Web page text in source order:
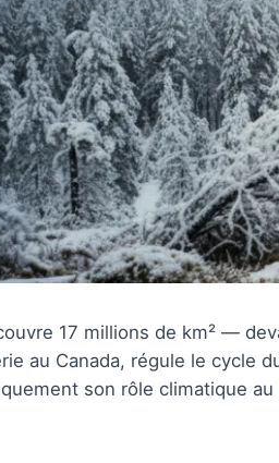
17 millions de km² —
au Canada, régule le cycle
son rôle climatique